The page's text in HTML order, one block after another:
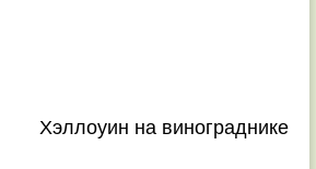
Хэллоуин на винограднике